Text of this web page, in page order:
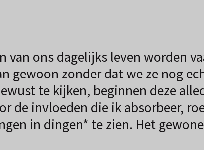
van ons dagelijks leven worden
gewoon zonder dat we ze nog
te kijken, beginnen deze
de invloeden die ik absorbeer,
in dingen* te zien. Het